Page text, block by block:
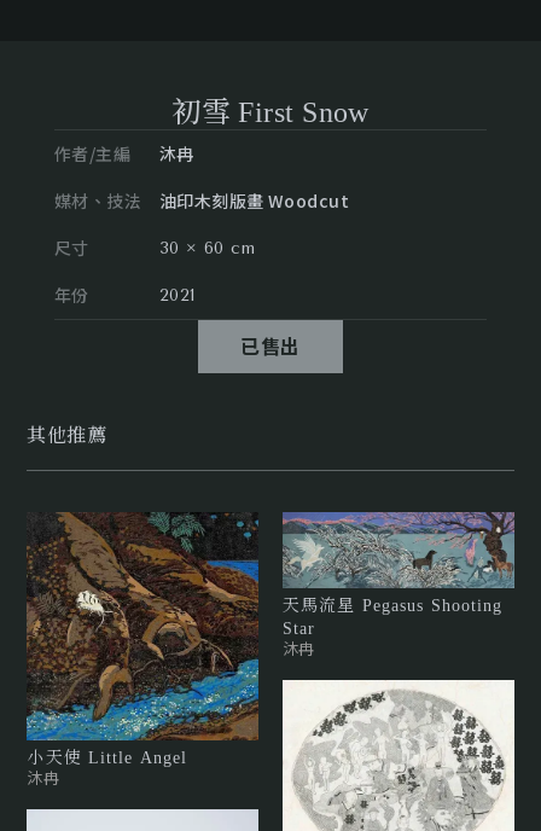
初雪 First Snow
作者/主編
沐冉
媒材、技法
油印木刻版畫 Woodcut
尺寸
30 × 60 cm
年份 2021
已售出
其他推薦
小天使 Little Angel
沐冉
天馬流星 Pegasus Shooting
Star
沐冉